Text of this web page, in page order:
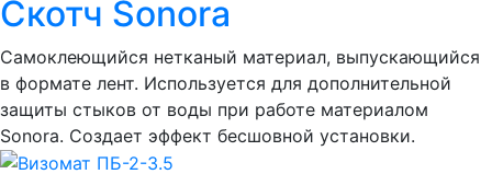
Скотч Sonora
Самоклеющийся нетканый материал, выпускающийся
в формате лент. Используется для дополнительной
защиты стыков от воды при работе материалом
Sonora. Создает эффект бесшовной установки.